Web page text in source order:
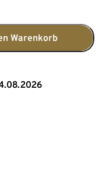
Warenkorb